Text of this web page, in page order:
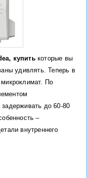
купитькоторые вы
удивлять. Теперь в
По
до 60-80
–
внутреннего